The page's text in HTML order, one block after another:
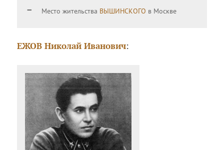
Место жительства ВЫШИНСКОГО в Москве
ЕЖОВ Николай Иванович: